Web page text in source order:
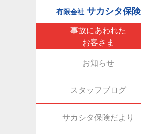
有限会社 サカシタ保険
事故にあわれた
お客さま
お知らせ
スタッフブログ
サカシタ保険だより